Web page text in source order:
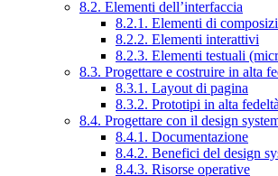
8.2. Elementi dell’interfaccia
8.2.1. Elementi di
8.2.2. Elementi interattivi
8.2.3. Elementi testuali
8.3. Progettare e costruire in alta
8.3.1. Layout di pagina
8.3.2. Prototipi in alta fedeltà
8.4. Progettare con il design
8.4.1. Documentazione
8.4.2. Benefici del design
8.4.3. Risorse operative